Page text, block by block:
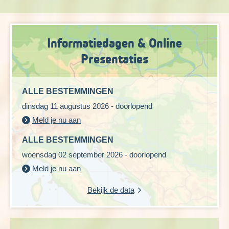
Afstand: 10 kilometer
Wandelduur: ca. 4 uur
Hoogteverschil: ca. 400 meter stijgen en dalen
Dag 8 Almuñecar - vrije dag (optionele wandeling)
Informatiedagen & Online
Presentaties
ALLE BESTEMMINGEN
dinsdag 11 augustus 2026 - doorlopend
Meld je nu aan
ALLE BESTEMMINGEN
woensdag 02 september 2026 - doorlopend
Meld je nu aan
Bekijk de data